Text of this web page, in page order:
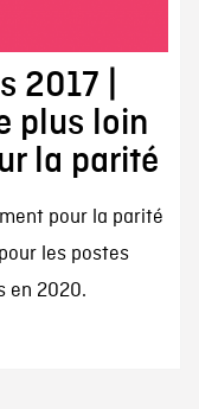
2017 |
plus loin
la parité
pour la parité
les postes
en 2020.